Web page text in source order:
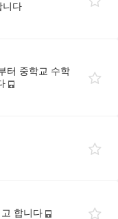
서 감사합니다
터 중학교 수학
합니다